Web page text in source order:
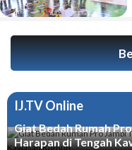
IJ.TV Online
Giat Bedah Rumah
Harapan di Tengah